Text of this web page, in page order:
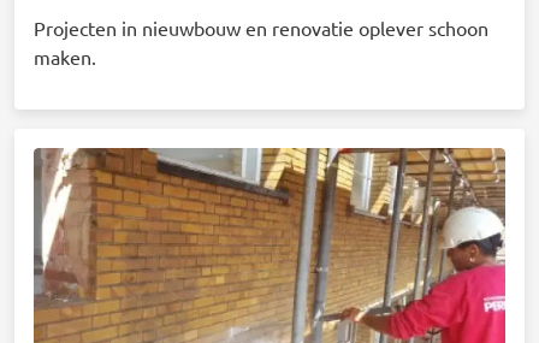
Projecten in nieuwbouw en renovatie oplever schoon
maken.
Afbeelding